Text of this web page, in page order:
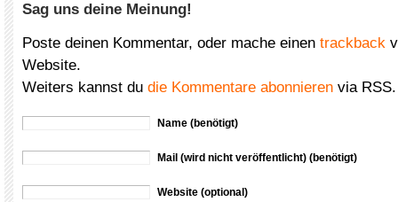
Sag uns deine Meinung!
Poste deinen Kommentar, oder mache einen trackback
Website.
Weiters kannst du die Kommentare abonnieren via RSS.
Name (benötigt)
Mail (wird nicht veröffentlicht) (benötigt)
Website (optional)